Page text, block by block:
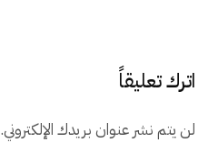
اترك تعليقاً
لن يتم نشر عنوان بريدك الإلكتروني.